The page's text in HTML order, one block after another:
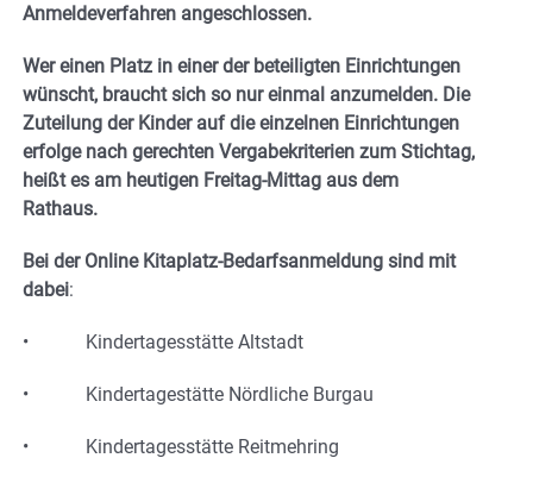
Anmeldeverfahren angeschlossen.
Wer einen Platz in einer der beteiligten Einrichtungen
wünscht, braucht sich so nur einmal anzumelden. Die
Zuteilung der Kinder auf die einzelnen Einrichtungen
erfolge nach gerechten Vergabekriterien zum Stichtag,
heißt es am heutigen Freitag-Mittag aus dem
Rathaus.
Bei der Online Kitaplatz-Bedarfsanmeldung sind mit
dabei:
• Kindertagesstätte Altstadt
• Kindertagestätte Nördliche Burgau
• Kindertagesstätte Reitmehring